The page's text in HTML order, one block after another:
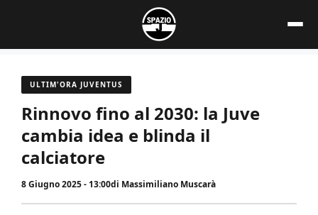
contenuto
ULTIM'ORA JUVENTUS
Rinnovo fino al 2030: la Juve
cambia idea e blinda il
calciatore
8 Giugno 2025 - 13:00di Massimiliano Muscarà